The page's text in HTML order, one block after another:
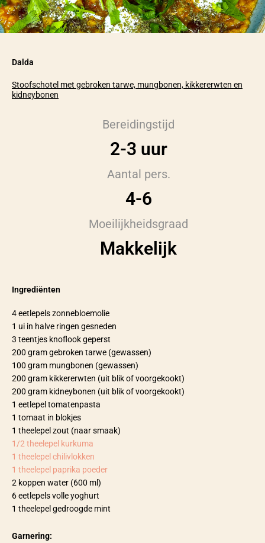
Dalda
Stoofschotel met gebroken tarwe, mungbonen, kikkererwten en
kidneybonen
Bereidingstijd
2-3 uur
Aantal pers.
4-6
Moeilijkheidsgraad
Makkelijk
Ingrediënten
4 eetlepels zonnebloemolie
1 ui in halve ringen gesneden
3 teentjes knoflook geperst
200 gram gebroken tarwe (gewassen)
100 gram mungbonen (gewassen)
200 gram kikkererwten (uit blik of voorgekookt)
200 gram kidneybonen (uit blik of voorgekookt)
1 eetlepel tomatenpasta
1 tomaat in blokjes
1 theelepel zout (naar smaak)
1/2 theelepel kurkuma
1 theelepel chilivlokken
1 theelepel paprika poeder
2 koppen water (600 ml)
6 eetlepels volle yoghurt
1 theelepel gedroogde mint
Garnering: